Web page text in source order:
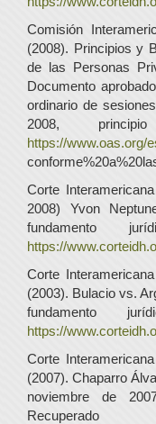
Comisión
(2008). Principios y
de las Personas
Documento
ordinario de
2008,
https://www.oas.org/
Corte
2008) Yvon
fundamento
https://
Corte
(2003). Bulacio vs.
fundamento
https://
Corte
(2007). Chaparro
noviembre de